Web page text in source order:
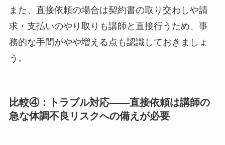
また、直接依頼の場合は契約書の取り交わしや請
求・支払いのやり取りも講師と直接行うため、事
務的な手間がやや増える点も認識しておきましょ
う。
比較④：トラブル対応——直接依頼は講師の
急な体調不良リスクへの備えが必要